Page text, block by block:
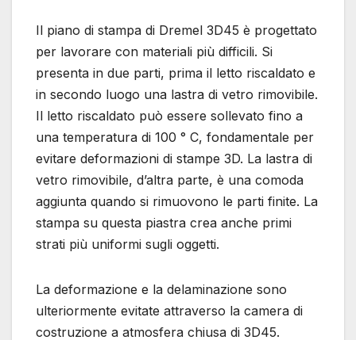
Il piano di stampa di Dremel 3D45 è progettato
per lavorare con materiali più difficili. Si
presenta in due parti, prima il letto riscaldato e
in secondo luogo una lastra di vetro rimovibile.
Il letto riscaldato può essere sollevato fino a
una temperatura di 100 ° C, fondamentale per
evitare deformazioni di stampe 3D. La lastra di
vetro rimovibile, d’altra parte, è una comoda
aggiunta quando si rimuovono le parti finite. La
stampa su questa piastra crea anche primi
strati più uniformi sugli oggetti.
La deformazione e la delaminazione sono
ulteriormente evitate attraverso la camera di
costruzione a atmosfera chiusa di 3D45.